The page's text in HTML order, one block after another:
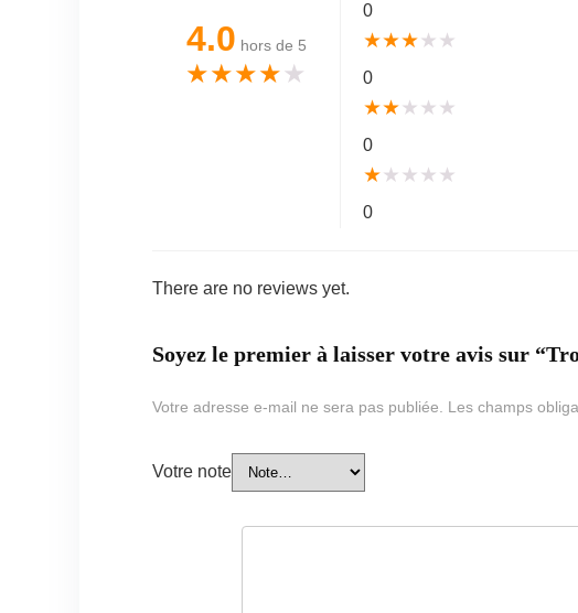
4.0 hors de 5
★★★★★
0
★★★★ ★
0
★★★ ★ ★
0
★★ ★ ★ ★
0
There are no reviews yet.
Soyez le premier à laisser votre avis sur
Votre adresse e-mail ne sera pas publiée. Les champs
Votre note